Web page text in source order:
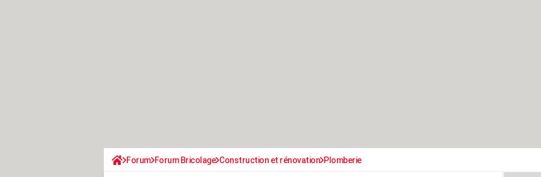
Forum Forum Bricolage Construction et rénovation Plomberie